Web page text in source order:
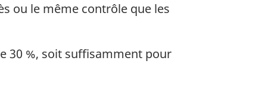
ou le même contrôle que les
30 %, soit suffisamment pour